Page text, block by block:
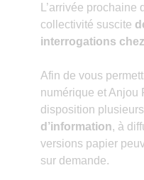
L’arrivée
collectivité suscite
interrogations
Afin de vous
numérique et Anjou
disposition plusieurs
d’information, à
versions papier
sur demande.